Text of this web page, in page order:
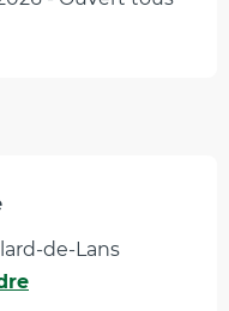
de-Lans